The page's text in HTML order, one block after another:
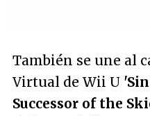
También se une al
Virtual de Wii U
Successor of the